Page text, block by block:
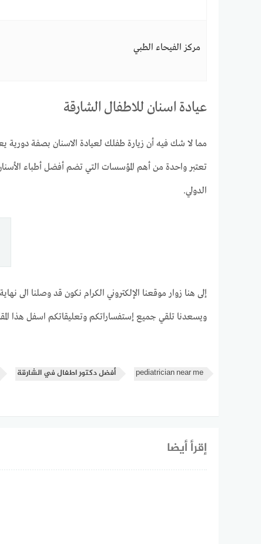
مركز الفيحاء الطبي
عيادة اسنان للاطفال الشارقة
مما لا شك فيه أن زيارة طفلك لعيادة الاسنان بصفة دورية
تعتبر واحدة من أهم المؤسسات التي تضم أفضل أطباء
الدولي.
إلى هنا زوار موقعنا الإلكتروني الكرام نكون قد وصلنا الى
ويسعدنا تلقي جميع إستفساراتكم وتعليقاتكم اسفل هذا
pediatrician near me أفضل دكتور اطفال في الشارقة
إقرأ أيضا